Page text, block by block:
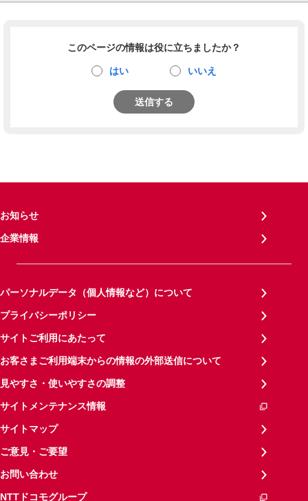
このページの情報は役に立ちましたか？
はい いいえ
送信する
お知らせ
企業情報
パーソナルデータ（個人情報など）について
プライバシーポリシー
サイトご利用にあたって
お客さまご利用端末からの情報の外部送信について
見やすさ・使いやすさの調整
サイトメンテナンス情報
サイトマップ
ご意見・ご要望
お問い合わせ
NTTドコモグループ